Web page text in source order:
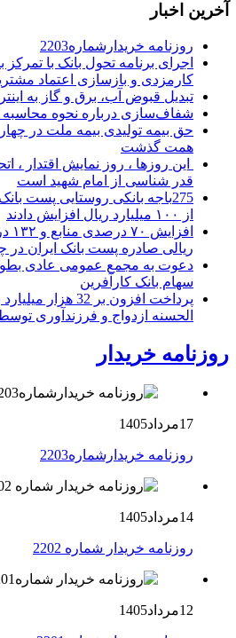
آخرین اخبار
روزنامه خریدارشماره2203
اجرای برنامه تحول بانک با تمرکز
کارمزدی و بازسازی اعتماد
تبدیل قبوض آب، برق و گاز به
شفاف‌سازی درباره نحوه محاسبه
همت گذشت
این روزها ، روز نمایش اقتدار
قدر شناسی از امام شهید است
275باجه بانکی روستایی پست
از ۱۰۰ میلیارد ریال افزایش دادند
ریالی صادره پست بانک ایران در
دعوت به مجمع عمومی عادی
سهام بانک کارآفرین
پرداخت افزون بر
الحسنه ازدواج و فرزندآوری
روزنامه خریدار
17مرداد1405
روزنامه خریدارشماره2203
14مرداد1405
روزنامه خریدار شماره 2202
12مرداد1405